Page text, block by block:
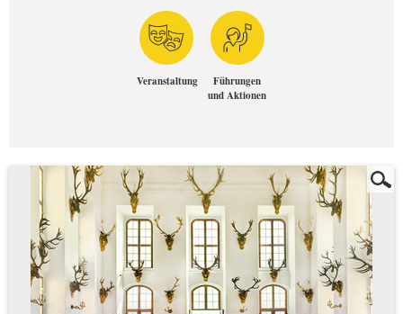
Veranstaltung
Führungen
und Aktionen